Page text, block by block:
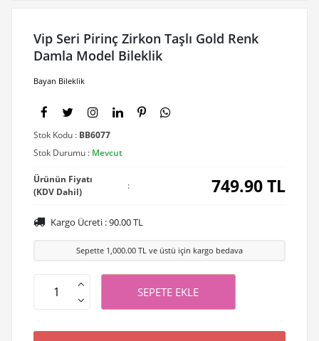
Vip Seri Pirinç Zirkon Taşlı Gold Renk
Damla Model Bileklik
Bayan Bileklik
Stok Kodu : BB6077
Stok Durumu : Mevcut
Ürünün Fiyatı
(KDV Dahil)
: 749.90TL
Kargo Ücreti :90.00TL
Sepette 1,000.00 TL ve üstü için kargo bedava
SEPETE EKLE